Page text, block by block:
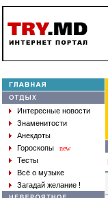
Интересные новости
Знаменитости
Анекдоты
Гороскопы
new
Тесты
Всё о музыке
Загадай желание !